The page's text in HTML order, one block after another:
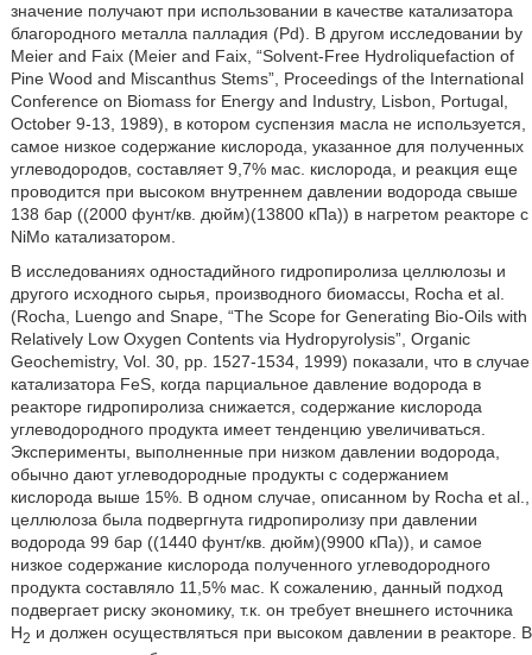
значение получают при использовании в качестве катализатора
благородного металла палладия (Pd). В другом исследовании by
Meier and Faix (Meier and Faix, “Solvent-Free Hydroliquefaction of
Pine Wood and Miscanthus Stems”, Proceedings of the International
Conference on Biomass for Energy and Industry, Lisbon, Portugal,
October 9-13, 1989), в котором суспензия масла не используется,
самое низкое содержание кислорода, указанное для полученных
углеводородов, составляет 9,7% мас. кислорода, и реакция еще
проводится при высоком внутреннем давлении водорода свыше
138 бар ((2000 фунт/кв. дюйм)(13800 кПа)) в нагретом реакторе с
NiMo катализатором.
В исследованиях одностадийного гидропиролиза целлюлозы и
другого исходного сырья, производного биомассы, Rocha et al.
(Rocha, Luengo and Snape, “The Scope for Generating Bio-Oils with
Relatively Low Oxygen Contents via Hydropyrolysis”, Organic
Geochemistry, Vol. 30, pp. 1527-1534, 1999) показали, что в случае
катализатора FeS, когда парциальное давление водорода в
реакторе гидропиролиза снижается, содержание кислорода
углеводородного продукта имеет тенденцию увеличиваться.
Эксперименты, выполненные при низком давлении водорода,
обычно дают углеводородные продукты с содержанием
кислорода выше 15%. В одном случае, описанном by Rocha et al.,
целлюлоза была подвергнута гидропиролизу при давлении
водорода 99 бар ((1440 фунт/кв. дюйм)(9900 кПа)), и самое
низкое содержание кислорода полученного углеводородного
продукта составляло 11,5% мас. К сожалению, данный подход
подвергает риску экономику, т.к. он требует внешнего источника
Н2 и должен осуществляться при высоком давлении в реакторе. В